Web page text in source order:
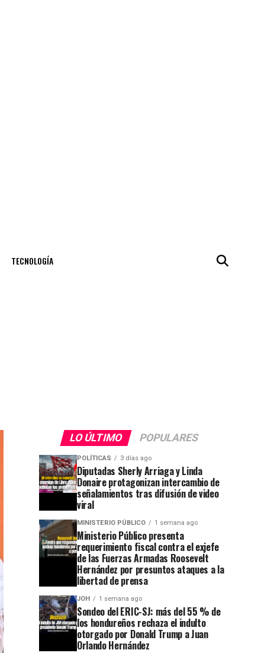
TECNOLOGÍA
LO ÚLTIMO POPULARES
POLÍTICAS 3 días ago
Diputadas Sherly Arriaga y Linda
Donaire protagonizan intercambio de
señalamientos tras difusión de video
viral
MINISTERIO PÚBLICO 1 semana ago
Ministerio Público presenta
requerimiento fiscal contra el exjefe
de las Fuerzas Armadas Roosevelt
Hernández por presuntos ataques a la
libertad de prensa
JOH 1 semana ago
Sondeo del ERIC-SJ: más del 55 % de
los hondureños rechaza el indulto
otorgado por Donald Trump a Juan
Orlando Hernández